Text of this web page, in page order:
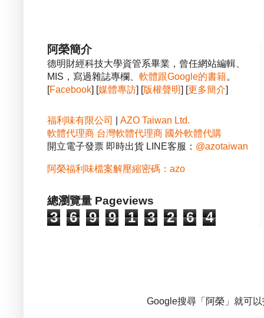
阿榮簡介
德明財經科技大學資管系畢業，曾任網站編輯、
MIS，寫過雜誌專欄、 軟體跟Google的書籍。
[Facebook] [媒體專訪] [版權聲明] [更多簡介]
福利味有限公司
AZO Taiwan Ltd.
軟體代理商 台灣軟體代理商 國外軟體代購
開立電子發票 即時出貨 LINE客服： @azotaiwan
阿榮福利味檔案解壓縮密碼：azo
總瀏覽量 Pageviews
3 6 9 9 1 3 2 6 4
Google搜尋「阿榮」就可